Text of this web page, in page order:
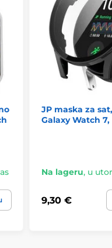
JP maska za
Galaxy Watch
Na lageru, u
9,30 €